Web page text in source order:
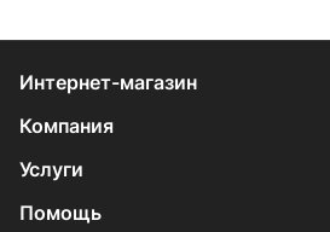
Интернет-магазин
Компания
Услуги
Помощь